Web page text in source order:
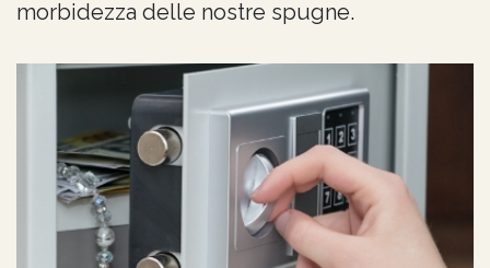
morbidezza delle nostre spugne.